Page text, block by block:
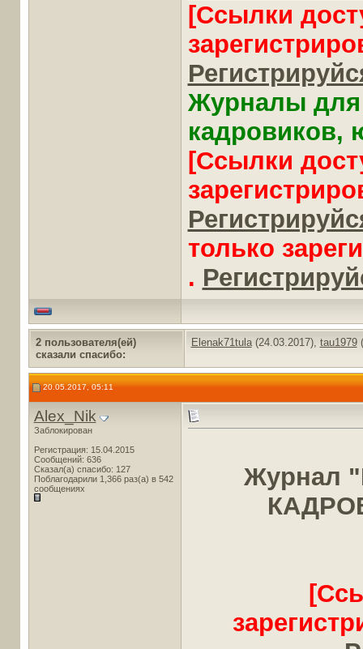
[Ссылки
Журналы для
кадровиков,
[Ссылки
только
.
2 пользователя(ей)
сказали cпасибо:
Elenak71tula(24.03.2017), tau1979
20.05.2017, 05:11
Alex_Nik
Заблокирован
Регистрация: 15.04.2015
Сообщений: 636
Сказал(а) спасибо: 127
Поблагодарили 1,366 раз(а) в 542
сообщениях
Журнал